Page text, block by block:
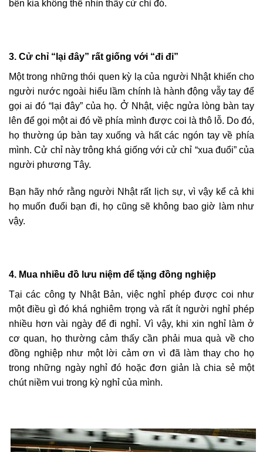
bên kia không thể nhìn thấy cử chỉ đó.
3. Cử chỉ “lại đây” rất giống với “đi đi”
Một trong những thói quen kỳ lạ của người Nhật khiến cho
người nước ngoài hiểu lầm chính là hành động vẫy tay để
gọi ai đó “lại đây” của họ. Ở Nhật, việc ngửa lòng bàn tay
lên để gọi một ai đó về phía mình được coi là thô lỗ. Do đó,
họ thường úp bàn tay xuống và hất các ngón tay về phía
mình. Cử chỉ này trông khá giống với cử chỉ “xua đuổi” của
người phương Tây.
Bạn hãy nhớ rằng người Nhật rất lịch sự, vì vậy kể cả khi
họ muốn đuổi bạn đi, họ cũng sẽ không bao giờ làm như
vậy.
4. Mua nhiều đồ lưu niệm để tặng đồng nghiệp
Tại các công ty Nhật Bản, việc nghỉ phép được coi như
một điều gì đó khá nghiêm trọng và rất ít người nghỉ phép
nhiều hơn vài ngày để đi nghỉ. Vì vậy, khi xin nghỉ làm ở
cơ quan, họ thường cảm thấy cần phải mua quà về cho
đồng nghiệp như một lời cảm ơn vì đã làm thay cho họ
trong những ngày nghỉ đó hoặc đơn giản là chia sẻ một
chút niềm vui trong kỳ nghỉ của mình.